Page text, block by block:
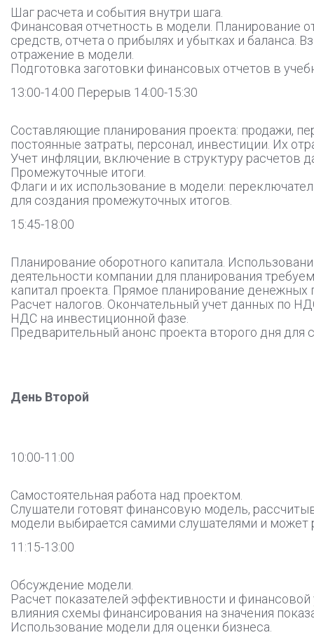
Шаг расчета и события внутри шага.
Финансовая отчетность в модели. Планирование
средств, отчета о прибылях и убытках и баланса.
отражение в модели.
Подготовка заготовки финансовых отчетов в
13:00-14:00 Перерыв 14:00-15:30
Составляющие планирования проекта: продажи,
постоянные затраты, персонал, инвестиции. Их
Учет инфляции, включение в структуру расчетов
Промежуточные итоги.
Флаги и их использование в модели:
для создания промежуточных итогов.
15:45-18:00
Планирование оборотного капитала.
деятельности компании для планирования
капитал проекта. Прямое планирование денежных
Расчет налогов. Окончательный учет данных по
НДС на инвестиционной фазе.
Предварительный анонс проекта второго дня для
День Второй
10:00-11:00
Самостоятельная работа над проектом.
Слушатели готовят финансовую модель,
модели выбирается самими слушателями и может
11:15-13:00
Обсуждение модели.
Расчет показателей эффективности и финансовой
влияния схемы финансирования на значения
Использование модели для оценки бизнеса.